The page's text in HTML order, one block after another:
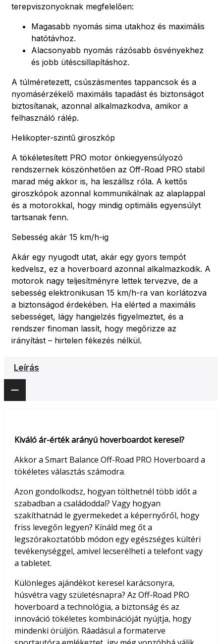
terepviszonyoknak megfelelően:
Magasabb nyomás sima utakhoz és maximális
hatótávhoz.
Alacsonyabb nyomás rázósabb ösvényekhez
és jobb ütéscsillapításhoz.
A túlméretezett, csúszásmentes tappancsok és a
nyomásérzékelő maximális tapadást és biztonságot
biztosítanak, azonnal alkalmazkodva, amikor a
felhasználó rálép.
Helikopter-szintű giroszkóp
A tökéletesített PRO motor önkiegyensúlyozó
rendszernek köszönhetően az Off-Road PRO stabil
marad még akkor is, ha leszállsz róla. A kettős
giroszkópok azonnal kommunikálnak az alaplappal
és a motorokkal, hogy mindig optimális egyensúlyt
tartsanak fenn.
Sebesség akár 15 km/h-ig
Akár egy nyugodt utat, akár egy gyors tempót
kedvelsz, ez a hoverboard azonnal alkalmazkodik. A
motorok nagy teljesítményre lettek tervezve, de a
sebesség elektronikusan 15 km/h-ra van korlátozva
a biztonságod érdekében. Ha elérted a maximális
sebességet, lágy hangjelzés figyelmeztet, és a
rendszer finoman lassít, hogy megőrizze az
irányítást – hirtelen fékezés nélkül.
Leírás
Kiváló ár-érték arányú hoverboardot keresel?
Akkor a Smart Balance Off-Road PRO Hoverboard a
tökéletes választás számodra.
Azon gondolkodsz, hogyan tölthetnél több időt a
szabadban a családoddal? Vagy hogyan
szakíthatnád le gyermekedet a képernyőről, hogy
friss levegőn legyen? Kínáld meg őt a
legszórakoztatóbb módon egy egészséges kültéri
tevékenységgel, amivel lecserélheti a telefont vagy
a tabletet.
Különleges ajándékot keresel karácsonyra,
húsvétra vagy születésnapra? Az Off-Road PRO
hoverboard a technológia, a biztonság és az
innováció tökéletes kombinációját nyújtja, hogy
mindenki örüljön. Ráadásul a formaterve